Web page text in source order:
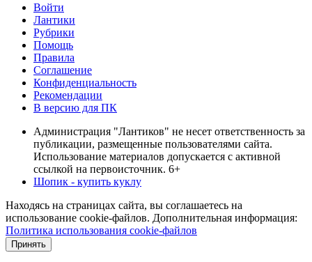
Войти
Лантики
Рубрики
Помощь
Правила
Соглашение
Конфиденциальность
Рекомендации
В версию для ПК
Администрация "Лантиков" не несет ответственность за
публикации, размещенные пользователями сайта.
Использование материалов допускается с активной
ссылкой на первоисточник. 6+
Шопик - купить куклу
Находясь на страницах сайта, вы соглашаетесь на
использование cookie-файлов. Дополнительная информация:
Политика использования cookie-файлов
Принять